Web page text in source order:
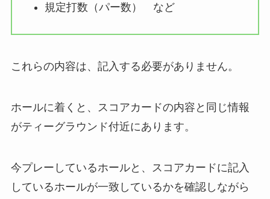
規定打数（パー数） など
これらの内容は、記入する必要がありません。
ホールに着くと、スコアカードの内容と同じ情報
がティーグラウンド付近にあります。
今プレーしているホールと、スコアカードに記入
しているホールが一致しているかを確認しながら